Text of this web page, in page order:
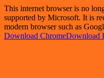
This internet browser is no
supported by Microsoft. It is
modern browser such as
Download ChromeDownload